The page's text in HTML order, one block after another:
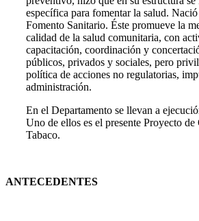
específica para fomentar la salud.
Fomento Sanitario. Éste promueve la
calidad de la salud comunitaria, con
capacitación, coordinación y
públicos, privados y sociales, pero
política de acciones no regulatorias,
administración.
En el Departamento se llevan a
Uno de ellos es el presente Proyecto
Tabaco.
ANTECEDENTES